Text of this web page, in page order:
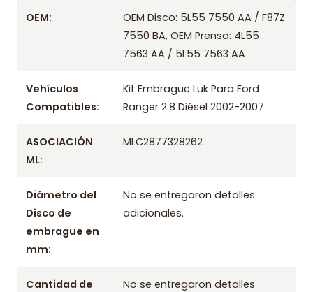
Despacharemos el producto con transportista en
un máximo de 24 hrs hábiles o retira gratis en
tienda previo correo de confirmación.
Kit Embrague Luk Para Ford Ranger 2.8 Diésel 2002
Kit Embrague Luk Para Ford Ranger 2.8 Diésel 2004
Kit Embrague Luk Para Ford Ranger 2.8 Diésel 2005
Kit Embrague Luk Para Ford Ranger 2.8 Diésel 2007
OEM:
OEM Disco: 5L55 7550 AA / F87Z
7550 BA, OEM Prensa: 4L55
7563 AA / 5L55 7563 AA
Vehículos
Compatibles:
Kit Embrague Luk Para Ford
Ranger 2.8 Diésel 2002-2007
ASOCIACIÓN
ML:
MLC2877328262
Diámetro del
Disco de
embrague en
mm:
No se entregaron detalles
adicionales.
Cantidad de
No se entregaron detalles